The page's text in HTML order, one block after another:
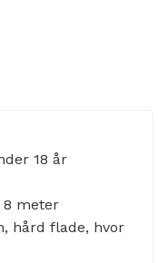
18 år
8 meter
hård flade, hvor